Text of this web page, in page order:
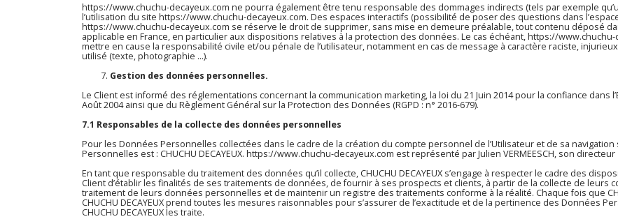
https://www.chuchu-decayeux.com ne pourra également être tenu responsable des dommages indirects (tels par exemple
l’utilisation du site https://www.chuchu-decayeux.com. Des espaces interactifs (possibilité de poser des questions dans
https://www.chuchu-decayeux.com se réserve le droit de supprimer, sans mise en demeure préalable, tout contenu déposé
applicable en France, en particulier aux dispositions relatives à la protection des données. Le cas échéant,https://www.chuchu-
mettre en cause la responsabilité civile et/ou pénale de l’utilisateur, notamment en cas de message à caractère raciste,
utilisé (texte, photographie …).
Gestion des données personnelles.
Le Client est informé des réglementations concernant la communication marketing, la loi du 21 Juin 2014 pour la confiance dans
Août 2004 ainsi que du Règlement Général sur la Protection des Données (RGPD : n° 2016-679).
7.1 Responsables de la collecte des données personnelles
Pour les Données Personnelles collectées dans le cadre de la création du compte personnel de l’Utilisateur et de sa
Personnelles est : CHUCHU DECAYEUX. https://www.chuchu-decayeux.com est représenté par Julien VERMEESCH, son
En tant que responsable du traitement des données qu’il collecte, CHUCHU DECAYEUX s’engage à respecter le cadre des
Client d’établir les finalités de ses traitements de données, de fournir à ses prospects et clients, à partir de la collecte de leurs
traitement de leurs données personnelles et de maintenir un registre des traitements conforme à la réalité. Chaque fois que
CHUCHU DECAYEUX prend toutes les mesures raisonnables pour s’assurer de l’exactitude et de la pertinence des Données
CHUCHU DECAYEUX les traite.